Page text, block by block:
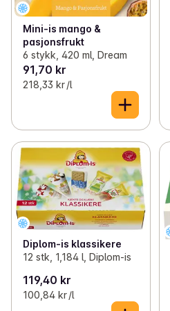
Mini-is mango &
pasjonsfrukt
6 stykk, 420 ml, Dream
91,70 kr
218,33 kr /l
Diplom-is klassikere
12 stk, 1,184 l, Diplom-is
119,40 kr
100,84 kr /l